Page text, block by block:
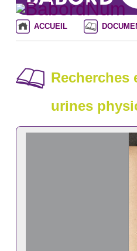
ACCUEIL
Recherches
urines